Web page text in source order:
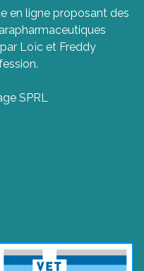
en ligne proposant des
Loïc et Freddy
SPRL